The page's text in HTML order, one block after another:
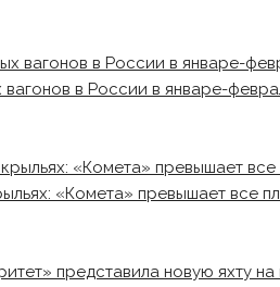
вагонов в России в январе-
«Комета» превышает все